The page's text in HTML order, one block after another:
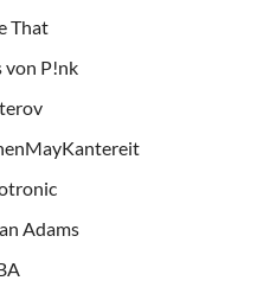
That
von P!nk
Adams